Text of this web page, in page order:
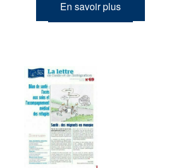
En savoir plus